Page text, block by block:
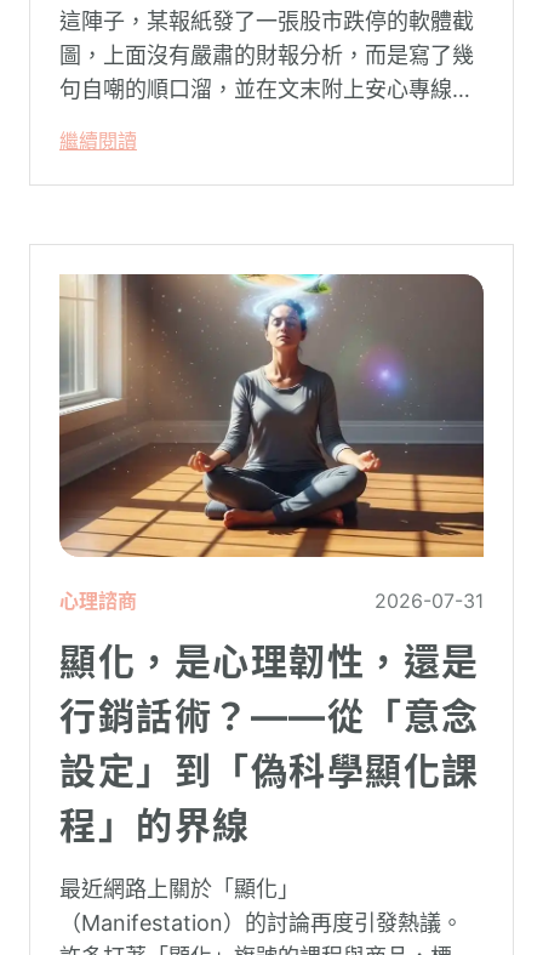
這陣子，某報紙發了一張股市跌停的軟體截
圖，上面沒有嚴肅的財報分析，而是寫了幾
句自嘲的順口溜，並在文末附上安心專線與
被廣泛轉載。對許多投資人而言，螢幕上下
跌的數字背後，實質連結的是個人的財務壓
繼續閱讀
心理諮商 2026-07-31
顯化，是心理韌性，還是
行銷話術？——從「意念
設定」到「偽科學顯化課
程」的界線
最近網路上關於「顯化」
（Manifestation）的討論再度引發熱議。